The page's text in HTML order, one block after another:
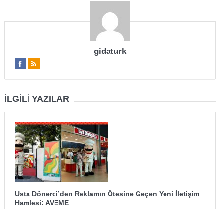
gidaturk
İLGILI YAZILAR
Usta Dönerci’den Reklamın Ötesine Geçen Yeni İletişim
Hamlesi: AVEME